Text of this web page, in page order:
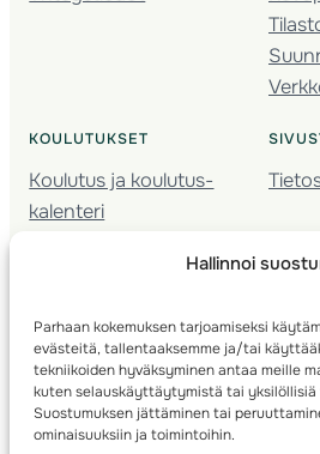
Hallinnoi
Parhaan kokemuksen tarjoamiseksi
evästeitä, tallentaaksemme ja/tai
tekniikoiden hyväksyminen antaa meille
kuten selauskäyttäytymistä tai
Suostumuksen jättäminen tai
ominaisuuksiin ja toimintoihin.
KOULUTUKSET
Koulutus ja koulutus­
kalenteri
Seura­kehittäminen
Kartoitus
Ratamestari
© 2025 ·Suomen Suunnistusliitto· Valimotie